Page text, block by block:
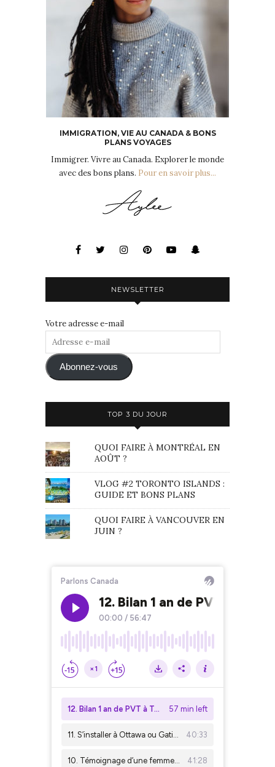
IMMIGRATION, VIE AU CANADA & BONS
PLANS VOYAGES
Immigrer. Vivre au Canada. Explorer le monde
avec des bons plans. Pour en savoir plus...
NEWSLETTER
Votre adresse e-mail
Adresse
mail Abonnez-vous
TOP 3 DU JOUR
QUOI FAIRE À MONTRÉAL EN
AOÛT ?
VLOG #2 TORONTO ISLANDS :
GUIDE ET BONS PLANS
QUOI FAIRE À VANCOUVER EN
JUIN ?